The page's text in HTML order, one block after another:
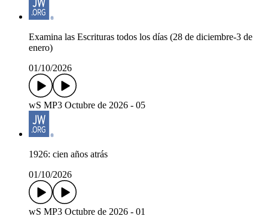
Examina las Escrituras todos los días (28 de diciembre-3 de
enero)
01/10/2026
wS MP3 Octubre de 2026 - 05
1926: cien años atrás
01/10/2026
wS MP3 Octubre de 2026 - 01